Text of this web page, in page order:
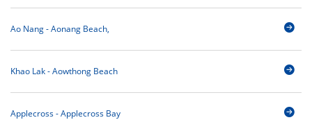
Ao Nang - Aonang Beach,
Khao Lak - Aowthong Beach
Applecross - Applecross Bay